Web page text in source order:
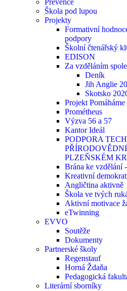
Prevence
Škola pod lupou
Projekty
Formativní
podpory
Školní čtenářský
EDISON
Za vzděláním
Deník
Jih Anglie
Skotsko
Projekt
Prométheus
Výzva 56 a 57
Kantor Ideál
PODPORA
PLZEŇSKÉM
Brána ke vzdělání
Kreativní
Angličtina aktivně
Škola ve tvých
Aktivní motivace
eTwinning
EVVO
Soutěže
Dokumenty
Partnerské školy
Regenstauf
Horná Ždaňa
Pedagogická
Literární sborníky